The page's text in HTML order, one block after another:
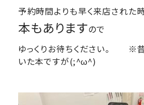
予約時間よりも早く来店された
本もありますので
ゆっくりお待ちください。 ※昔
いた本ですが(;^ω^)